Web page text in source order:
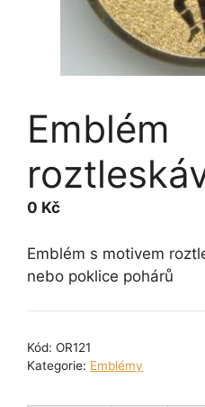
Emblém
0 Kč
Emblém s motivem
nebo poklice pohárů
Kód: OR121
Kategorie: Emblémy